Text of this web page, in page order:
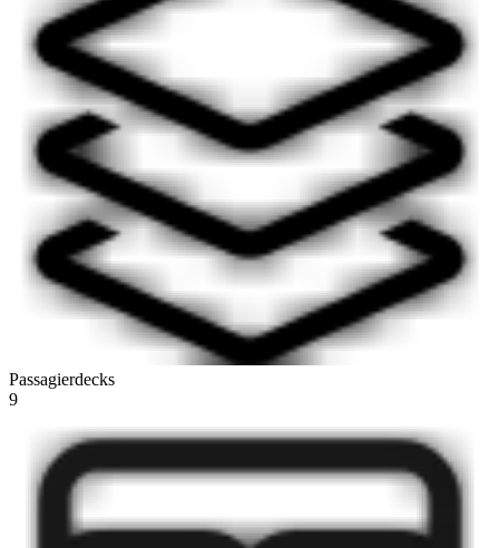
Passagierdecks
9